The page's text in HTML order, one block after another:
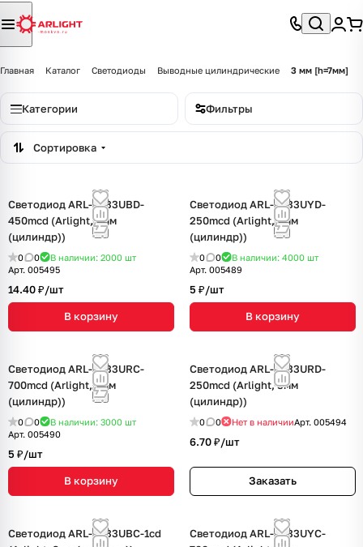
Главная Каталог Светодиоды Выводные цилиндрические 3 мм [h=7мм]
Категории Фильтры
Сортировка
Светодиод ARL-3033UBD-
450mcd (Arlight, 3мм
(цилиндр))
0 0 В наличии: 2000 шт
Арт. 005495
14.40 ₽/шт
В корзину
Светодиод ARL-3033UYD-
250mcd (Arlight, 3мм
(цилиндр))
0 0 В наличии: 4000 шт
Арт. 005489
5 ₽/шт
В корзину
Светодиод ARL-3033URC-
700mcd (Arlight, 3мм
(цилиндр))
0 0 В наличии: 3000 шт
Арт. 005490
5 ₽/шт
В корзину
Светодиод ARL-3033URD-
250mcd (Arlight, 3мм
(цилиндр))
0 0 Нет в наличииАрт. 005494
6.70 ₽/шт
Заказать
Светодиод ARL-3033UBC-1cd
Светодиод ARL-3033UYC-